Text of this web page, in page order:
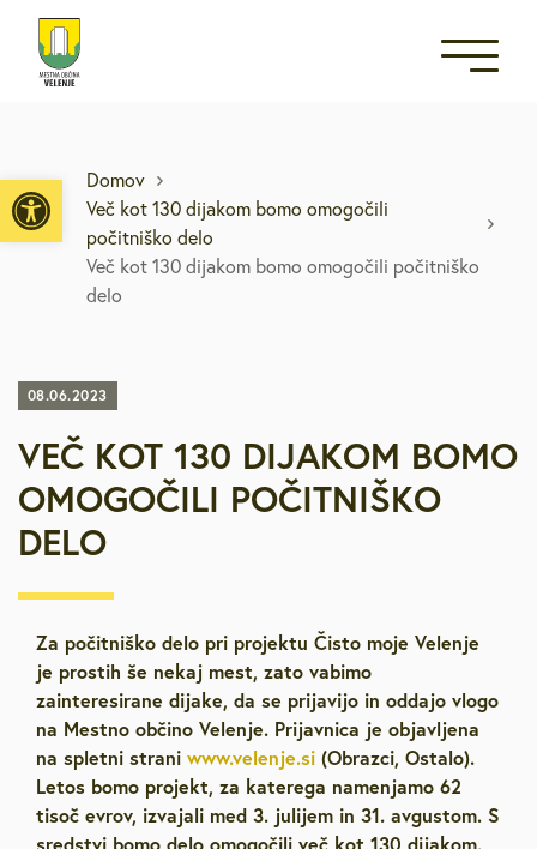
Open toolbar
Domov
Več kot 130 dijakom bomo omogočili
počitniško delo
Več kot 130 dijakom bomo omogočili počitniško
delo
08.06.2023
VEČ KOT 130 DIJAKOM BOMO
OMOGOČILI POČITNIŠKO
DELO
Za počitniško delo pri projektu Čisto moje Velenje
je prostih še nekaj mest, zato vabimo
zainteresirane dijake, da se prijavijo in oddajo vlogo
na Mestno občino Velenje. Prijavnica je objavljena
na spletni strani www.velenje.si (Obrazci, Ostalo).
Letos bomo projekt, za katerega namenjamo 62
tisoč evrov, izvajali med 3. julijem in 31. avgustom. S
sredstvi bomo delo omogočili več kot 130 dijakom.